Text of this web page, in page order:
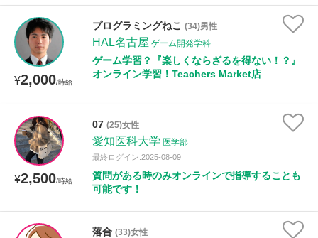
¥2,000/時給
プログラミングねこ (34)男性
HAL名古屋 ゲーム開発学科
ゲーム学習？『楽しくならざるを得ない！？』
オンライン学習！Teachers Market店
¥2,500/時給
07 (25)女性
愛知医科大学 医学部
最終ログイン:2025-08-09
質問がある時のみオンラインで指導することも
可能です！
落合 (33)女性
距離：15km以内
年齢：18-101歳
性別